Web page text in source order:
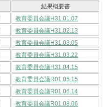
結果概要書
教育委員会議H31.01.07
教育委員会議H31.02.13
教育委員会議H31.03.05
教育委員会議H31.03.22
教育委員会議H31.04.15
教育委員会議R01.05.15
教育委員会議R01.06.14
教育委員会議R01.08.06